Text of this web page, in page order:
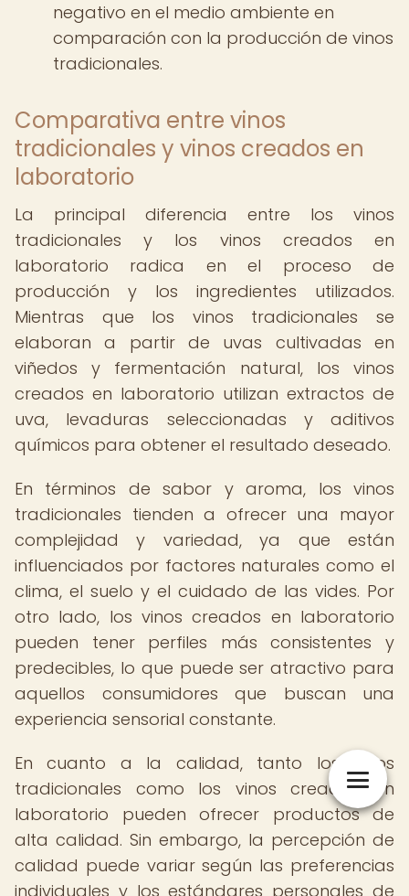
negativo en el medio ambiente en
comparación con la producción de vinos
tradicionales.
Comparativa entre vinos
tradicionales y vinos creados en
laboratorio
La principal diferencia entre los vinos
tradicionales y los vinos creados en
laboratorio radica en el proceso de
producción y los ingredientes utilizados.
Mientras que los vinos tradicionales se
elaboran a partir de uvas cultivadas en
viñedos y fermentación natural, los vinos
creados en laboratorio utilizan extractos de
uva, levaduras seleccionadas y aditivos
químicos para obtener el resultado deseado.
En términos de sabor y aroma, los vinos
tradicionales tienden a ofrecer una mayor
complejidad y variedad, ya que están
influenciados por factores naturales como el
clima, el suelo y el cuidado de las vides. Por
otro lado, los vinos creados en laboratorio
pueden tener perfiles más consistentes y
predecibles, lo que puede ser atractivo para
aquellos consumidores que buscan una
experiencia sensorial constante.
En cuanto a la calidad, tanto los vinos
tradicionales como los vinos creados en
laboratorio pueden ofrecer productos de
alta calidad. Sin embargo, la percepción de
calidad puede variar según las preferencias
individuales y los estándares personales de